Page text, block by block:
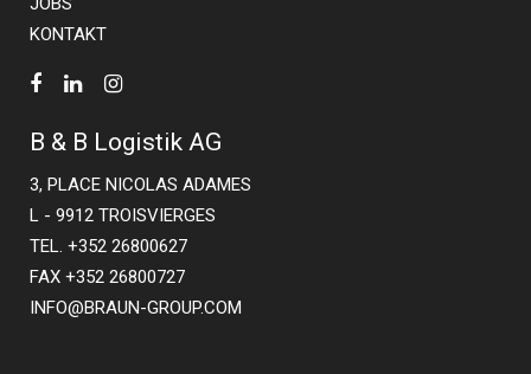
KONTAKT
B & B Logistik AG
3, PLACE NICOLAS ADAMES
L - 9912 TROISVIERGES
TEL. +352 26800627
FAX +352 26800727
INFO@BRAUN-GROUP.COM